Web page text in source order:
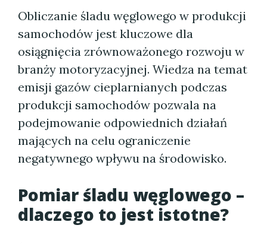
Obliczanie śladu węglowego w produkcji
samochodów jest kluczowe dla
osiągnięcia zrównoważonego rozwoju w
branży motoryzacyjnej. Wiedza na temat
emisji gazów cieplarnianych podczas
produkcji samochodów pozwala na
podejmowanie odpowiednich działań
mających na celu ograniczenie
negatywnego wpływu na środowisko.
Pomiar śladu węglowego –
dlaczego to jest istotne?